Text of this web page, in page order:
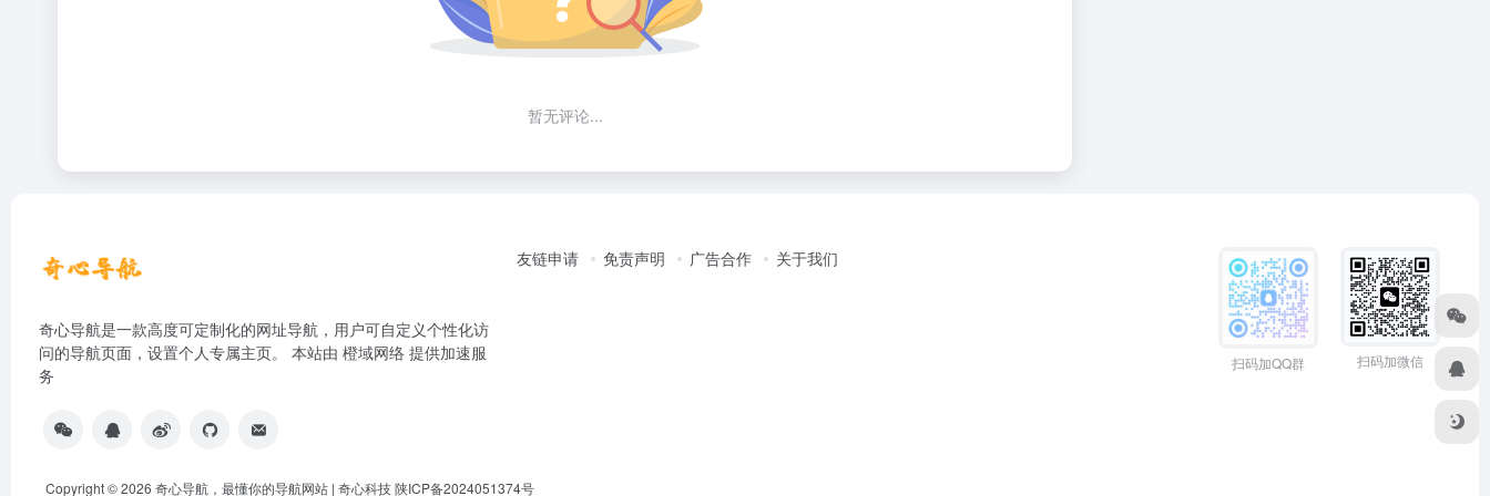
暂无评论...
奇心导航是一款高度可定制化的网址导航，用户可自定义个性化访
问的导航页面，设置个人专属主页。 本站由 橙域网络 提供加速服
务
友链申请 免责声明 广告合作 关于我们
扫码加QQ群 扫码加微信
Copyright © 2026 奇心导航，最懂你的导航网站 | 奇心科技陕ICP备2024051374号